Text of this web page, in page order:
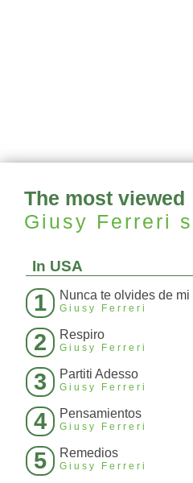
The most viewed
Giusy Ferreri
In USA
1 Nunca te olvides de mi
Giusy Ferreri
2 Respiro
Giusy Ferreri
3 Partiti Adesso
Giusy Ferreri
4 Pensamientos
Giusy Ferreri
5 Remedios
Giusy Ferreri